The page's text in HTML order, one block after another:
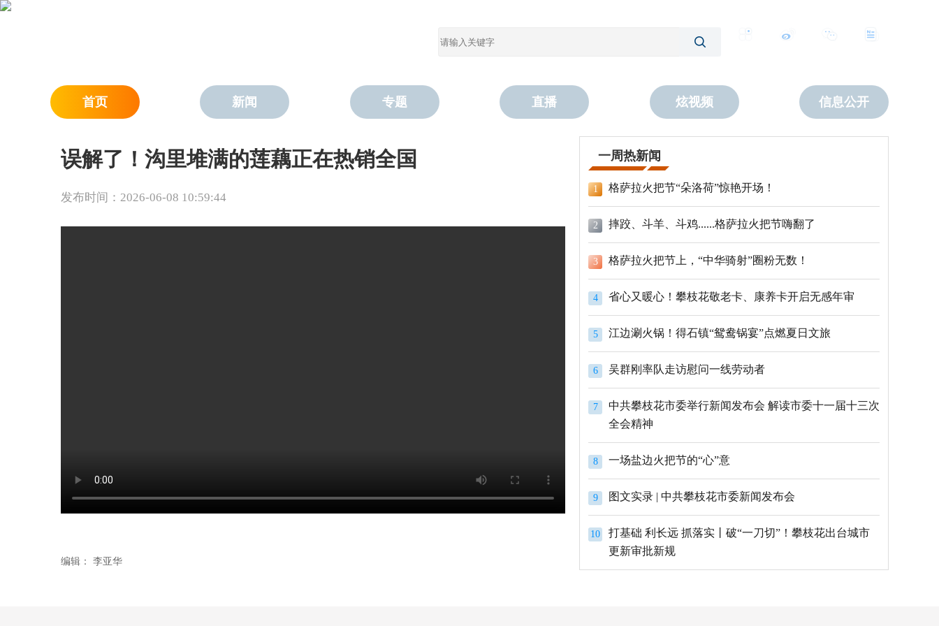
首页 新闻 专题 直播 炫视频 信息公开
误解了！沟里堆满的莲藕正在热销全国
发布时间：2026-06-08 10:59:44
编辑： 李亚华
一周热新闻
1 格萨拉火把节“朵洛荷”惊艳开场！
2 摔跤、斗羊、斗鸡......格萨拉火把节嗨翻了
3 格萨拉火把节上，“中华骑射”圈粉无数！
4 省心又暖心！攀枝花敬老卡、康养卡开启无感年审
5 江边涮火锅！得石镇“鸳鸯锅宴”点燃夏日文旅
6 吴群刚率队走访慰问一线劳动者
7
中共攀枝花市委举行新闻发布会 解读市委十一届十三次
全会精神
8 一场盐边火把节的“心”意
9 图文实录 | 中共攀枝花市委新闻发布会
10
打基础 利长远 抓落实丨破“一刀切”！攀枝花出台城市
更新审批新规